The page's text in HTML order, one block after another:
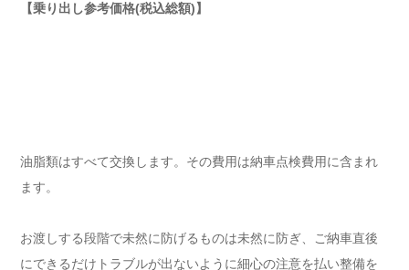
【乗り出し参考価格(税込総額)】
油脂類はすべて交換します。その費用は納車点検費用に含まれ
ます。
お渡しする段階で未然に防げるものは未然に防ぎ、ご納車直後
にできるだけトラブルが出ないように細心の注意を払い整備を